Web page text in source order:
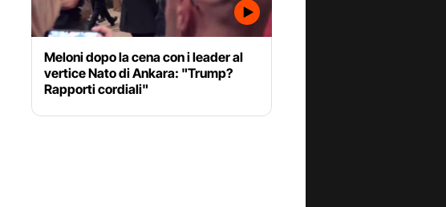
Meloni dopo la cena con i leader al
vertice Nato di Ankara: "Trump?
Rapporti cordiali"